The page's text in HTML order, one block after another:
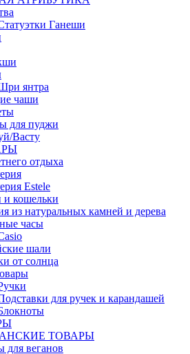
Ганеши
янтра
чаши
для пуджи
Васту
отдыха
Estele
кошельки
из натуральных камней и дерева
часы
шали
от солнца
для ручек и карандашей
ТОВАРЫ
для веганов